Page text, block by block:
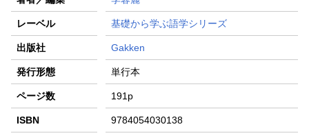
レーベル 基礎から学ぶ語学シリーズ
出版社 Gakken
発行形態 単行本
ページ数 191p
ISBN 9784054030138